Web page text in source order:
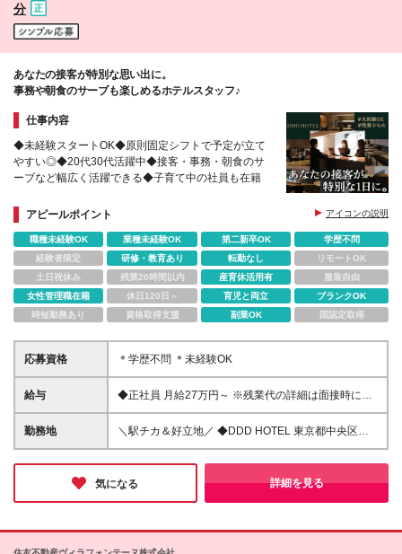
分
あなたの接客が特別な思い出に。
事務や朝食のサーブも楽しめるホテルスタッフ♪
仕事内容
◆未経験スタートOK◆原則固定シフトで予定が立て
やすい◎◆20代30代活躍中◆接客・事務・朝食のサ
ーブなど幅広く活躍できる◆子育て中の社員も在籍
アピールポイント アイコンの説明
職種未経験OK 業種未経験OK 第二新卒OK
学歴不問
経験者限定
研修・教育あり 転勤なし
リモートOK
土日祝休み
残業20時間以内 産育休活用有
服装自由
女性管理職在籍
休日120日～ 育児と両立
ブランクOK
時短勤務あり
資格取得支援 副業OK 国認定取得
応募資格 ＊学歴不問 ＊未経験OK
給与
◆正社員 月給27万円～ ※残業代の詳細は面接時に説
明いたします ※試用期間6ヵ月あり。期間中の給与・
待遇の差異はありません
勤務地
＼駅チカ＆好立地／ ◆DDD HOTEL 東京都中央区日
本橋馬喰町2-2-1 (変更の範囲)上記を除く当社関連勤
務地
気になる
詳細を見る